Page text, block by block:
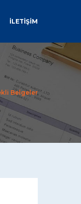
İLETIŞIM
Belgeler